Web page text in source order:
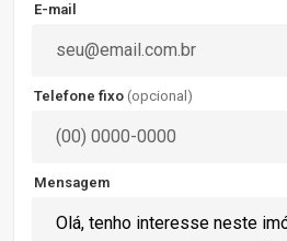
E-mail
Telefone fixo (opcional)
Mensagem